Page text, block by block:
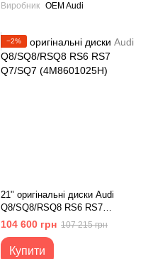
Виробник OEM Audi
−2%
21" оригінальні диски Audi
Q8/SQ8/RSQ8 RS6 RS7
Q7/SQ7 (4M8601025H)
104 600 грн 107 215 грн
Купити